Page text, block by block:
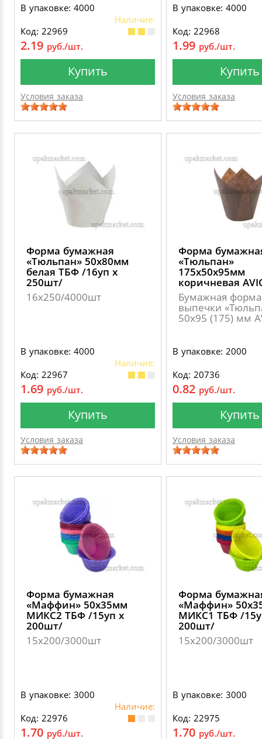
В упаковке: 4000
Наличие:
Код: 22969
2.19 руб./шт.
Купить
Условия заказа
В упаковке: 4000
Код: 22968
1.99 руб./шт.
Купить
Условия заказа
Форма бумажная
«Тюльпан» 50х80мм
белая ТБФ /16уп х
250шт/
16х250/4000шт
В упаковке: 4000
Наличие:
Код: 22967
1.69 руб./шт.
Купить
Условия заказа
Форма
«Тюльпан»
175х50х95мм
коричневая
Бумажная
выпечки
50х95 (175) мм
В упаковке: 2000
Код: 20736
0.82 руб./шт.
Купить
Условия заказа
Форма бумажная
«Маффин» 50х35мм
МИКС2 ТБФ /15уп х
200шт/
15х200/3000шт
В упаковке: 3000
Наличие:
Код: 22976
1.70 руб./шт.
Форма
«Маффин»
МИКС1 ТБФ /
200шт/
15х200/3000шт
В упаковке: 3000
Код: 22975
1.70 руб./шт.